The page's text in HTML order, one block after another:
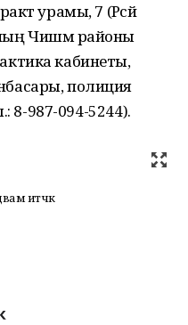
урамы, 7 (Рәсәй
Чишмә районы
кабинеты,
полиция
8-987-094-5244).
итәчәк